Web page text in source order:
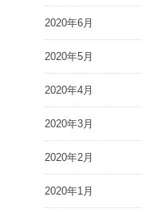
2020年6月
2020年5月
2020年4月
2020年3月
2020年2月
2020年1月